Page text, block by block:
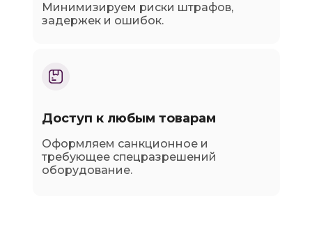
Минимизируем риски штрафов,
задержек и ошибок.
Доступ к любым товарам
Оформляем санкционное и
требующее спецразрешений
оборудование.